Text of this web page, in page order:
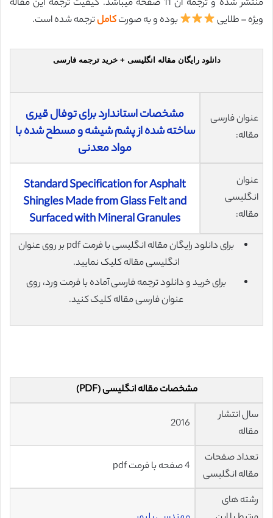
منتشر شده و ترجمه آن 11 صفحه میباشد. کیفیت ترجمه این مقاله
ویژه – طلایی
بوده و به صورتکاملترجمه شده است.
دانلود رایگان مقاله انگلیسی + خرید ترجمه فارسی
عنوان فارسی
مقاله:
مشخصات استاندارد برای توفال قیری
ساخته شده از پشم شیشه و مسطح شده با
مواد معدنی
عنوان
انگلیسی
مقاله:
Standard Specification for Asphalt
Shingles Made from Glass Felt and
Surfaced with Mineral Granules
برای دانلود رایگان مقاله انگلیسی با فرمت pdf بر روی عنوان
انگلیسی مقاله کلیک نمایید.
برای خرید و دانلود ترجمه فارسی آماده با فرمت ورد، روی
عنوان فارسی مقاله کلیک کنید.
مشخصات مقاله انگلیسی (PDF)
سال انتشار
مقاله
2016
تعداد صفحات
مقاله انگلیسی
4 صفحه با فرمت pdf
رشته های